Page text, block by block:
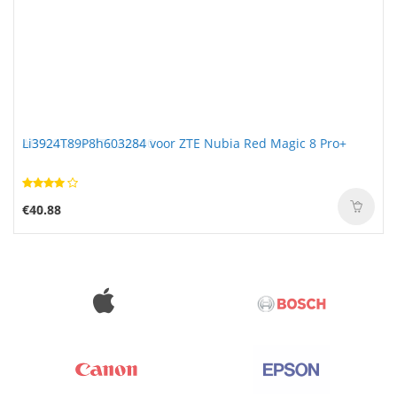
Li3924T89P8h603284 voor ZTE Nubia Red Magic 8 Pro+
€40.88